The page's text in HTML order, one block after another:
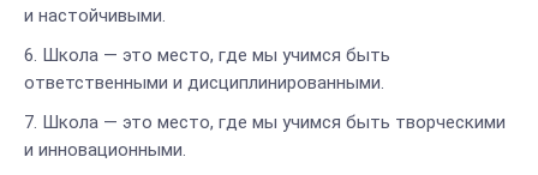
и настойчивыми.
Школа — это место, где мы учимся быть
ответственными и дисциплинированными.
Школа — это место, где мы учимся быть творческими
и инновационными.